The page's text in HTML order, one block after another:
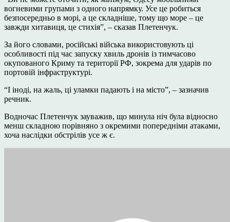
вогневими групами з одного напрямку. Усе це робиться
безпосередньо в морі, а це складніше, тому що море – це
завжди хитавиця, це стихія”, – сказав Плетенчук.
За його словами, російські війська використовують ці
особливості під час запуску хвиль дронів із тимчасово
окупованого Криму та території РФ, зокрема для ударів по
портовій інфраструктурі.
“І іноді, на жаль, ці уламки падають і на місто”, – зазначив
речник.
Водночас Плетенчук зауважив, що минула ніч була відносно
менш складною порівняно з окремими попередніми атаками,
хоча наслідки обстрілів усе ж є.